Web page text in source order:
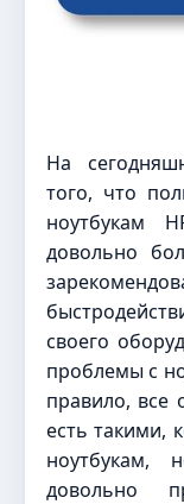
На
того, что
ноутбукам
довольно
своего
проблемы с
правило, все
есть такими,
ноутбукам,
довольно